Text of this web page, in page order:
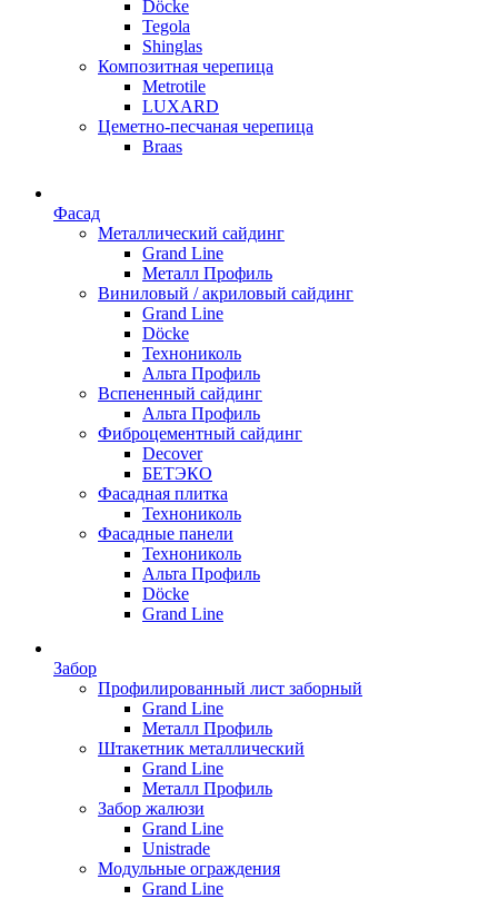
Döсkе
Tegola
Shinglas
Композитная черепица
Metrotile
LUXARD
Цеметно-песчаная черепица
Braas
Фасад
Металлический сайдинг
Grand Line
Металл Профиль
Виниловый / акриловый сайдинг
Grand Line
Döсkе
Технониколь
Альта Профиль
Вспененный сайдинг
Альта Профиль
Фиброцементный сайдинг
Decover
БЕТЭКО
Фасадная плитка
Технониколь
Фасадные панели
Технониколь
Альта Профиль
Döсkе
Grand Line
Забор
Профилированный лист заборный
Grand Line
Металл Профиль
Штакетник металлический
Grand Line
Металл Профиль
Забор жалюзи
Grand Line
Unistrade
Модульные ограждения
Grand Line